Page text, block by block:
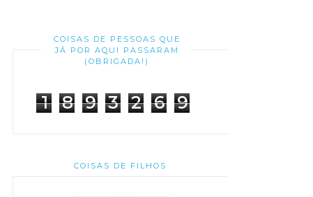
COISAS DE PESSOAS QUE
JÁ POR AQUI PASSARAM
(OBRIGADA!)
1 8 9 3 2 6 9
COISAS DE FILHOS